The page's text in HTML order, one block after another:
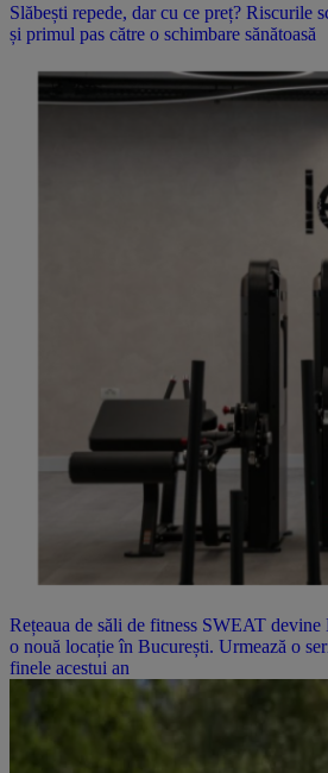
Slăbești repede, dar cu ce preț? Riscurile
și primul pas către o schimbare sănătoasă
Rețeaua de săli de fitness SWEAT
o nouă locație în București. Urmează o
finele acestui an